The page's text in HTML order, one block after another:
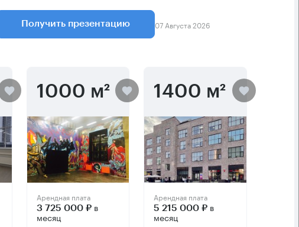
Получить презентацию 07 Августа 2026
1000 м²
Арендная плата
3 725 000 ₽в
месяц
1400 м²
Арендная плата
5 215 000 ₽ в
месяц